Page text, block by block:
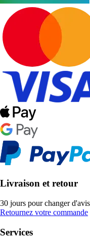
Livraison et retour
30 jours pour changer d'avis
Retournez votre commande
Services